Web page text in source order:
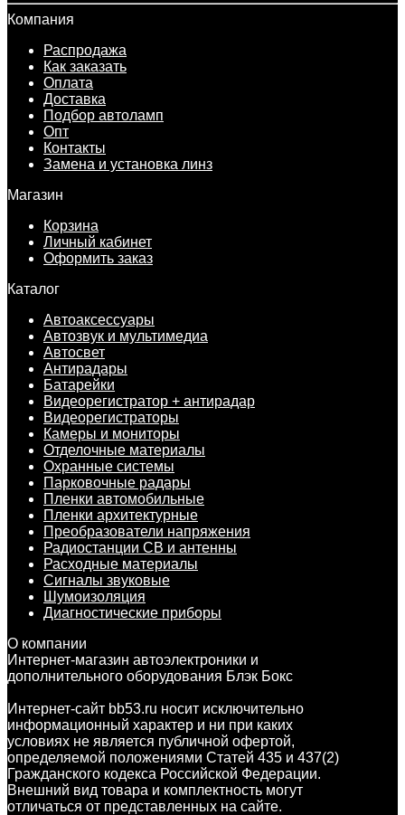
Компания
Распродажа
Как заказать
Оплата
Доставка
Подбор автоламп
Опт
Контакты
Замена и установка линз
Магазин
Корзина
Личный кабинет
Оформить заказ
Каталог
Автоаксессуары
Автозвук и мультимедиа
Автосвет
Антирадары
Батарейки
Видеорегистратор + антирадар
Видеорегистраторы
Камеры и мониторы
Отделочные материалы
Охранные системы
Парковочные радары
Пленки автомобильные
Пленки архитектурные
Преобразователи напряжения
Радиостанции CB и антенны
Расходные материалы
Сигналы звуковые
Шумоизоляция
Диагностические приборы
О компании
Интернет-магазин автоэлектроники и
дополнительного оборудования Блэк Бокс
Интернет-сайт bb53.ru носит исключительно
информационный характер и ни при каких
условиях не является публичной офертой,
определяемой положениями Статей 435 и 437(2)
Гражданского кодекса Российской Федерации.
Внешний вид товара и комплектность могут
отличаться от представленных на сайте.